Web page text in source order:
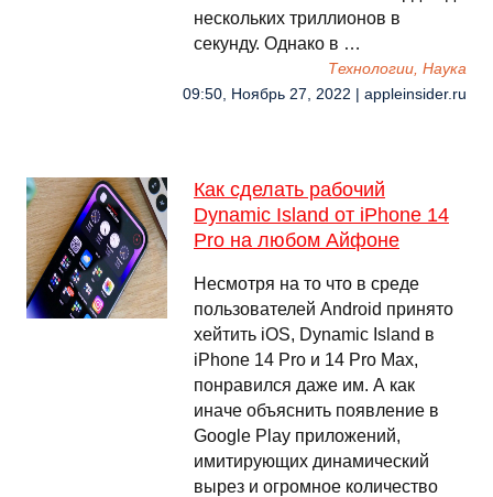
нескольких триллионов в
секунду. Однако в …
Технологии, Наука
09:50, Ноябрь 27, 2022 | appleinsider.ru
Как сделать рабочий
Dynamic Island от iPhone 14
Pro на любом Айфоне
Несмотря на то что в среде
пользователей Android принято
хейтить iOS, Dynamic Island в
iPhone 14 Pro и 14 Pro Max,
понравился даже им. А как
иначе объяснить появление в
Google Play приложений,
имитирующих динамический
вырез и огромное количество